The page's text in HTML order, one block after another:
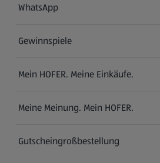
WhatsApp
Gewinnspiele
Mein HOFER. Meine Einkäufe.
Meine Meinung. Mein HOFER.
Gutscheingroßbestellung
(öffnet in einem neuen Tab)